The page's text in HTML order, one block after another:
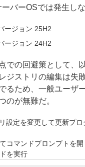
バーOSでは発生しな
ージョン 25H2
ージョン 24H2
での回避策として、
ジストリの編集は失
るため、一般ユーザー
のが無難だ。
設定を変更して更新プ
コマンドプロンプトを開
を実行